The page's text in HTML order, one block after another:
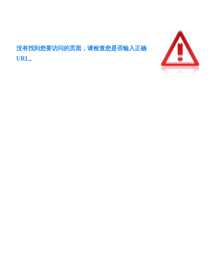
没有找到您要访问的页面，请检查您是否输入正确
URL。